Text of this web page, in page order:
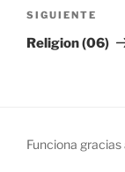
Siguiente
entrada
SIGUIENTE
Religion (06)
Funciona